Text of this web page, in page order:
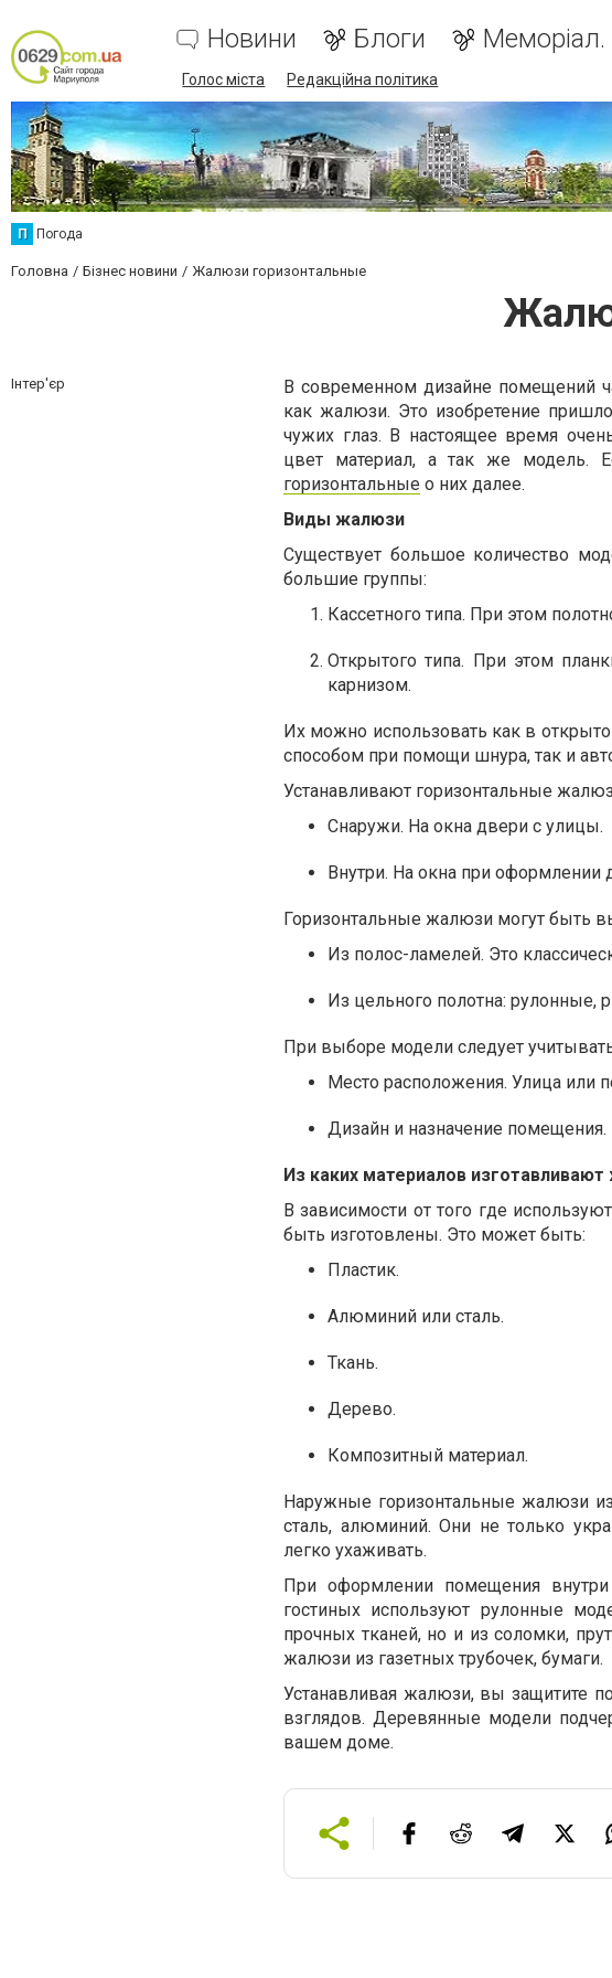
Новини Блоги Меморіал.
Голос міста Редакційна політика
П Погода
Головна Бізнес новини Жалюзи горизонтальные
Інтер'єр
В современном дизайне помещений
как жалюзи. Это изобретение
чужих глаз. В настоящее время
цвет материал, а так же модель.
горизонтальные о них далее.
Виды жалюзи
Существует большое количество
большие группы:
Кассетного типа. При этом
Открытого типа. При этом
карнизом.
Их можно использовать как в
способом при помощи шнура, так и
Устанавливают горизонтальные
Снаружи. На окна двери с улицы.
Внутри. На окна при оформлении
Горизонтальные жалюзи могут быть
Из полос-ламелей. Это
Из цельного полотна: рулонные,
При выборе модели следует
Место расположения. Улица или
Дизайн и назначение помещения.
Из каких материалов
В зависимости от того где
быть изготовлены. Это может быть:
Пластик.
Алюминий или сталь.
Ткань.
Дерево.
Композитный материал.
Наружные горизонтальные жалюзи
сталь, алюминий. Они не только
легко ухаживать.
При оформлении помещения
гостиных используют рулонные
прочных тканей, но и из соломки,
жалюзи из газетных трубочек, бумаги.
Устанавливая жалюзи, вы защитите
взглядов. Деревянные модели
вашем доме.